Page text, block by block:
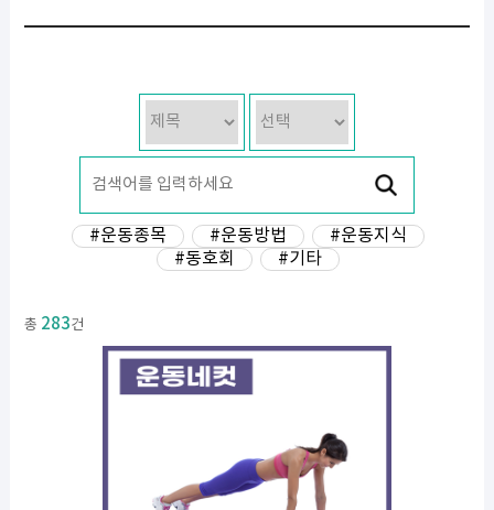
#운동종목 #운동방법
#운동지식
#동호회
#기타
총 283건